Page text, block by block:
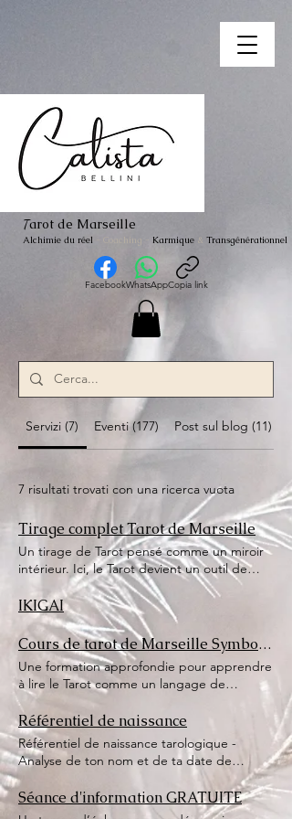
Tarot de Marseille
Alchimie du réel - Coaching Karmique & Transgénérationnel
FacebookWhatsAppCopia link
Servizi (7) Eventi (177) Post sul blog (11)
7 risultati trovati con una ricerca vuota
Tirage complet Tarot de Marseille
Un tirage de Tarot pensé comme un miroir
intérieur. Ici, le Tarot devient un outil de
compréhension, de clarté et d’alignement,
révélant les dynamiques à l’œuvre dans ta
situation actuelle et les clés de
transformation qui s’y cachent. Un outils de
développement personnel capable de
raconter mission de vie, potentiel, contrats
d'âmes, schémas répétitif... et de remonter
à l'origine d'un trauma pour l'extériorisé
une fois pour toute.
IKIGAI
Cours de tarot de Marseille Symbolique
Une formation approfondie pour apprendre
à lire le Tarot comme un langage de
symboles et de conscience à travers les
cultures qu'il à traversé, Alchimie, Gnose,
Maçonnerie, Hermétisme... Ici, les arcanes
deviennent des clés de compréhension
intérieure, des structures de lecture du réel
et des outils de transformation personnelle.
Référentiel de naissance
Référentiel de naissance tarologique -
Analyse de ton nom et de ta date de
naissance avec la numérologie tarologique
et découverte de l'arcane qui représente. -
Interprétation de ton arcane de vie et son
Séance d'information GRATUITE